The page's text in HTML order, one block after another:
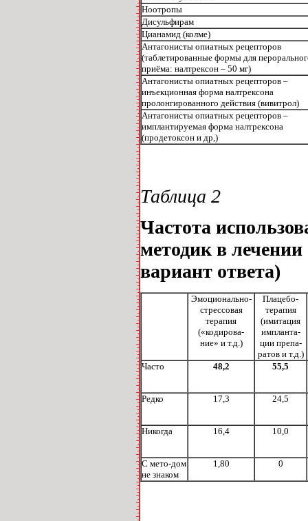
Ноотропы
Дисульфирам
Цианамид (колме)
Антагонисты опиатных рецепторов
(таблетированные формы для
приёма: налтрексон ‒ 50 мг)
Антагонисты опиатных рецепторов ‒
инъекционная форма налтрексона
пролонгированного действия (вивитрол)
Антагонисты опиатных рецепторов ‒
имплантируемая форма налтрексона
(продетоксон и др,)
Таблица 2
Частота
методик в
вариант ответа)
Эмоционально-
стрессовая
терапия
(«кодирова-
ние» и т.д.)
Плацебо-
терапия
(имитация
импланта-
ции препа-
ратов и т.д.)
Часто
48,2 55,5
Редко 17,3 24,5
Никогда 16,4 10,0
С мето-дом
не знаком
1,80 0